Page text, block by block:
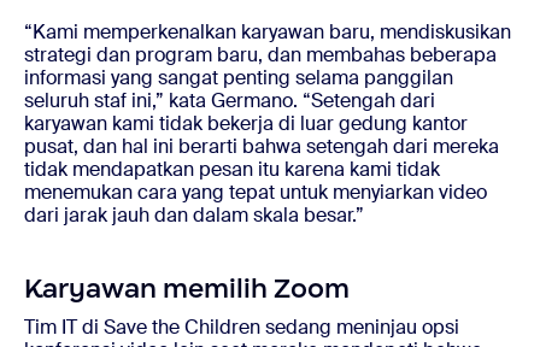
“Kami memperkenalkan karyawan baru, mendiskusikan
strategi dan program baru, dan membahas beberapa
informasi yang sangat penting selama panggilan
seluruh staf ini,” kata Germano. “Setengah dari
karyawan kami tidak bekerja di luar gedung kantor
pusat, dan hal ini berarti bahwa setengah dari mereka
tidak mendapatkan pesan itu karena kami tidak
menemukan cara yang tepat untuk menyiarkan video
dari jarak jauh dan dalam skala besar.”
Karyawan memilih Zoom
Tim IT di Save the Children sedang meninjau opsi